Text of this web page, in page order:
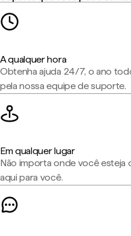
A qualquer hora
Obtenha ajuda 24/7, o ano
pela nossa equipe de suporte.
Em qualquer lugar
Não importa onde você esteja
aqui para você.